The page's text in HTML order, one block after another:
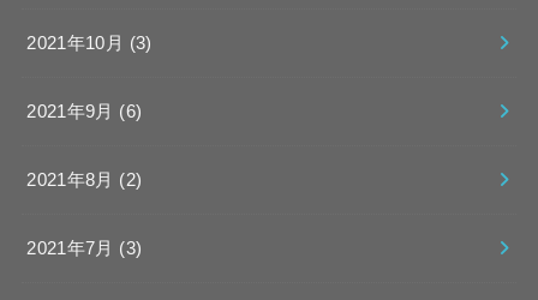
2021年10月 (3)
2021年9月 (6)
2021年8月 (2)
2021年7月 (3)